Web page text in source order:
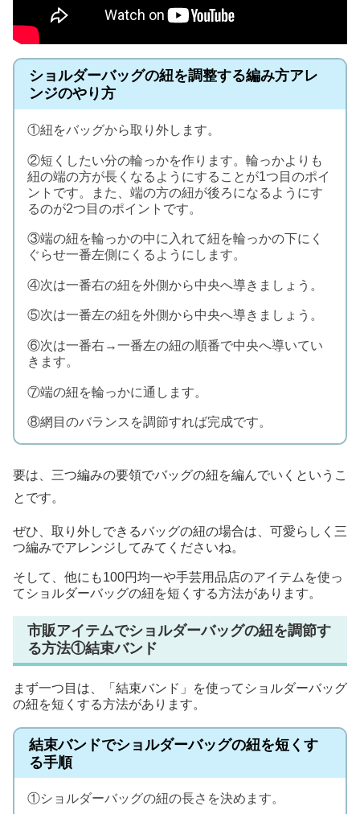
ショルダーバッグの紐を調整する編み方アレ
ンジのやり方
①紐をバッグから取り外します。
②短くしたい分の輪っかを作ります。輪っかよりも
紐の端の方が長くなるようにすることが1つ目のポイ
ントです。また、端の方の紐が後ろになるようにす
るのが2つ目のポイントです。
③端の紐を輪っかの中に入れて紐を輪っかの下にく
ぐらせ一番左側にくるようにします。
④次は一番右の紐を外側から中央へ導きましょう。
⑤次は一番左の紐を外側から中央へ導きましょう。
⑥次は一番右→一番左の紐の順番で中央へ導いてい
きます。
⑦端の紐を輪っかに通します。
⑧網目のバランスを調節すれば完成です。
要は、三つ編みの要領でバッグの紐を編んでいくというこ
とです。
ぜひ、取り外しできるバッグの紐の場合は、可愛らしく三
つ編みでアレンジしてみてくださいね。
そして、他にも100円均一や手芸用品店のアイテムを使っ
てショルダーバッグの紐を短くする方法があります。
市販アイテムでショルダーバッグの紐を調節す
る方法①結束バンド
まず一つ目は、「結束バンド」を使ってショルダーバッグ
の紐を短くする方法があります。
結束バンドでショルダーバッグの紐を短くす
る手順
①ショルダーバッグの紐の長さを決めます。